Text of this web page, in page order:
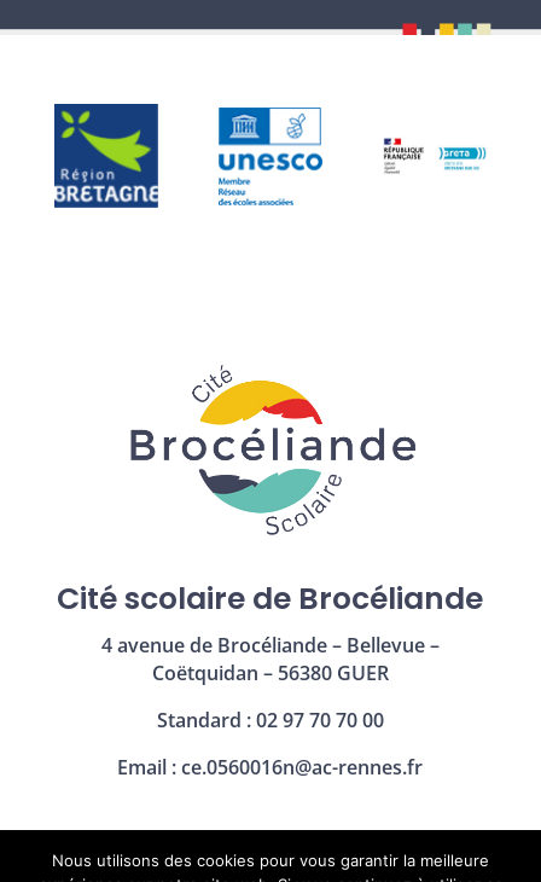
Cité scolaire de Brocéliande
4 avenue de Brocéliande – Bellevue –
Coëtquidan – 56380 GUER
Standard : 02 97 70 70 00
Email :ce.0560016n@ac-rennes.fr
Mentions légales|Politique de confidentialité
Nous utilisons des cookies pour vous garantir la meilleure